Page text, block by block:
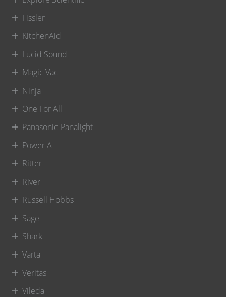
Fissler
KitchenAid
Lucid Sound
Magic Vac
Ninja
One For All
Panasonic-Panalight
Power A
Ritter
River
Russell Hobbs
Sage
Shark
Varta
Veritas
Vileda